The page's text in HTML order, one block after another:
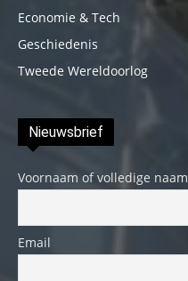
Economie & Tech
Geschiedenis
Tweede Wereldoorlog
Nieuwsbrief
Voornaam of volledige naam
Email